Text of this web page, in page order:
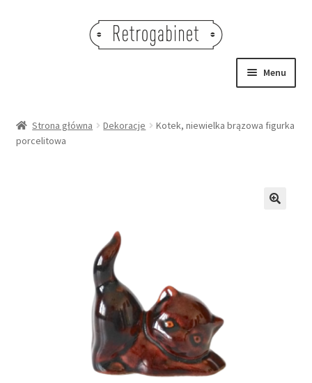
Menu
OBRAZY
Strona główna Dekoracje
Kotek, niewielka brązowa figurka
porcelitowa